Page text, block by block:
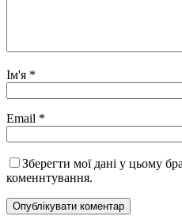
Ім'я *
Email *
Зберегти мої дані у цьому
коменнтування.